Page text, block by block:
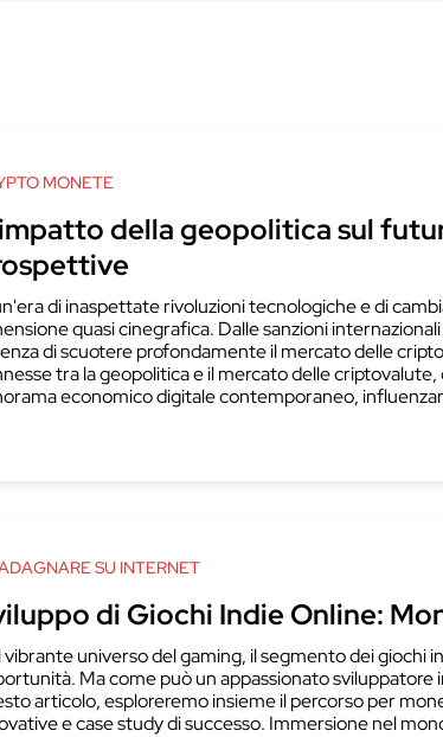
MONETE
della geopolitica sul
di inaspettate rivoluzioni tecnologiche e di
quasi cinegrafica. Dalle sanzioni
di scuotere profondamente il mercato delle
tra la geopolitica e il mercato delle
economico digitale contemporaneo,
SU INTERNET
di Giochi Indie Online:
vibrante universo del gaming, il segmento dei giochi
Ma come può un appassionato sviluppatore
articolo, esploreremo insieme il percorso per
e case study di successo. Immersione nel